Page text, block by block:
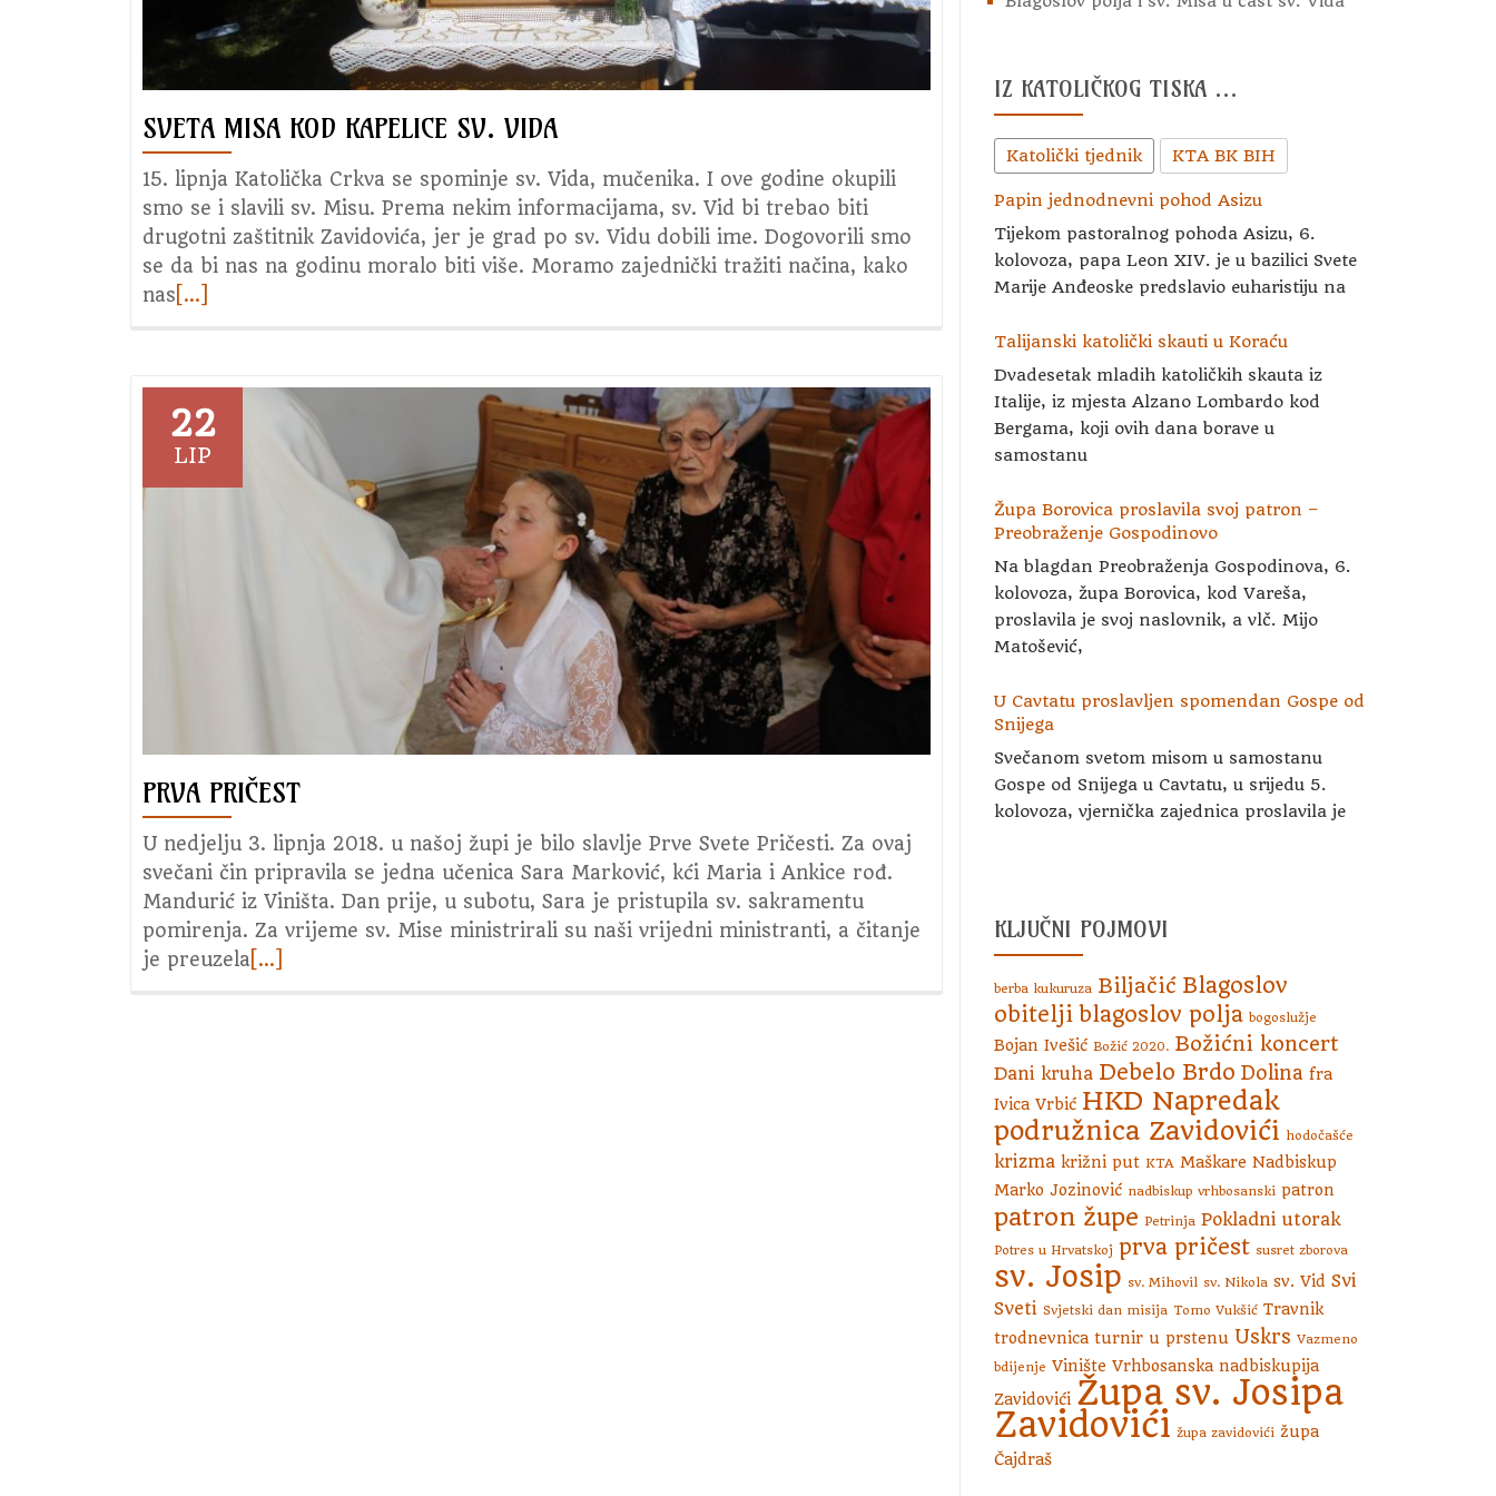
SVETA MISA KOD KAPELICE SV. VIDA
15. lipnja Katolička Crkva se spominje sv. Vida, mučenika. I ove godine okupili
smo se i slavili sv. Misu. Prema nekim informacijama, sv. Vid bi trebao biti
drugotni zaštitnik Zavidovića, jer je grad po sv. Vidu dobili ime. Dogovorili smo
se da bi nas na godinu moralo biti više. Moramo zajednički tražiti načina, kako
nas Read
misa
kod
kapelice
[…]
22
LIP
PRVA PRIČEST
U nedjelju 3. lipnja 2018. u našoj župi je bilo slavlje Prve Svete Pričesti. Za ovaj
svečani čin pripravila se jedna učenica Sara Marković, kći Maria i Ankice rođ.
Mandurić iz Viništa. Dan prije, u subotu, Sara je pristupila sv. sakramentu
pomirenja. Za vrijeme sv. Mise ministrirali su naši vrijedni ministranti, a čitanje
je preuzela Read
[…]
IZ KATOLIČKOG TISKA …
Katolički tjednik KTA BK BIH
Papin jednodnevni pohod Asizu
Tijekom pastoralnog pohoda Asizu, 6.
kolovoza, papa Leon XIV. je u bazilici Svete
Marije Anđeoske predslavio euharistiju na
Talijanski katolički skauti u Koraću
Dvadesetak mladih katoličkih skauta iz
Italije, iz mjesta Alzano Lombardo kod
Bergama, koji ovih dana borave u
samostanu
Župa Borovica proslavila svoj patron –
Preobraženje Gospodinovo
Na blagdan Preobraženja Gospodinova, 6.
kolovoza, župa Borovica, kod Vareša,
proslavila je svoj naslovnik, a vlč. Mijo
Matošević,
U Cavtatu proslavljen spomendan Gospe od
Snijega
Svečanom svetom misom u samostanu
Gospe od Snijega u Cavtatu, u srijedu 5.
kolovoza, vjernička zajednica proslavila je
KLJUČNI POJMOVI
berba kukuruza Biljačić Blagoslov
obitelji blagoslov polja bogoslužje
Bojan Ivešić Božić 2020. Božićni koncert
Dani kruha Debelo Brdo Dolina fra
Ivica Vrbić HKD Napredak
podružnica Zavidovići hodočašće
krizma križni put KTA Maškare Nadbiskup
Marko Jozinović nadbiskup vrhbosanski patron
patron župe Petrinja Pokladni utorak
Potres u Hrvatskoj prva pričest susret zborova
sv. Josip sv. Mihovil sv. Nikola sv. Vid Svi
Sveti Svjetski dan misija Tomo Vukšić Travnik
trodnevnica turnir u prstenu Uskrs Vazmeno
bdijenje Vinište Vrhbosanska nadbiskupija
Zavidovići Župa sv. Josipa
Zavidovići župa zavidovići župa
Čajdraš